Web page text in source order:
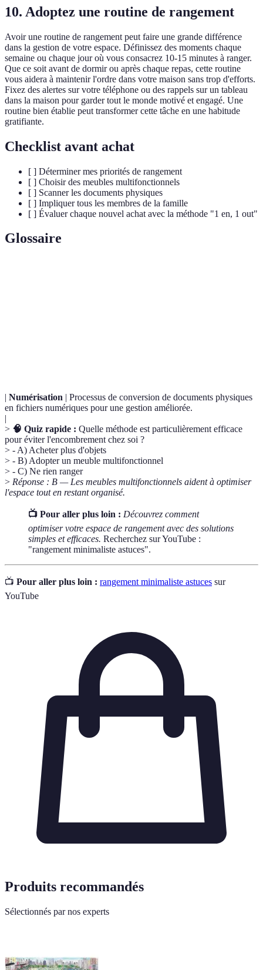
10. Adoptez une routine de rangement
Avoir une routine de rangement peut faire une grande différence
dans la gestion de votre espace. Définissez des moments chaque
semaine ou chaque jour où vous consacrez 10-15 minutes à ranger.
Que ce soit avant de dormir ou après chaque repas, cette routine
vous aidera à maintenir l'ordre dans votre maison sans trop d'efforts.
Fixez des alertes sur votre téléphone ou des rappels sur un tableau
dans la maison pour garder tout le monde motivé et engagé. Une
routine bien établie peut transformer cette tâche en une habitude
gratifiante.
Checklist avant achat
[ ] Déterminer mes priorités de rangement
[ ] Choisir des meubles multifonctionnels
[ ] Scanner les documents physiques
[ ] Impliquer tous les membres de la famille
[ ] Évaluer chaque nouvel achat avec la méthode "1 en, 1 out"
Glossaire
| Numérisation | Processus de conversion de documents physiques
en fichiers numériques pour une gestion améliorée.
|
> 🧠 Quiz rapide : Quelle méthode est particulièrement efficace
pour éviter l'encombrement chez soi ?
> - A) Acheter plus d'objets
> - B) Adopter un meuble multifonctionnel
> - C) Ne rien ranger
> Réponse : B — Les meubles multifonctionnels aident à optimiser
l'espace tout en restant organisé.
📺 Pour aller plus loin : Découvrez comment
optimiser votre espace de rangement avec des solutions
simples et efficaces. Recherchez sur YouTube :
"rangement minimaliste astuces".
📺 Pour aller plus loin : rangement minimaliste astuces sur
YouTube
Produits recommandés
Sélectionnés par nos experts